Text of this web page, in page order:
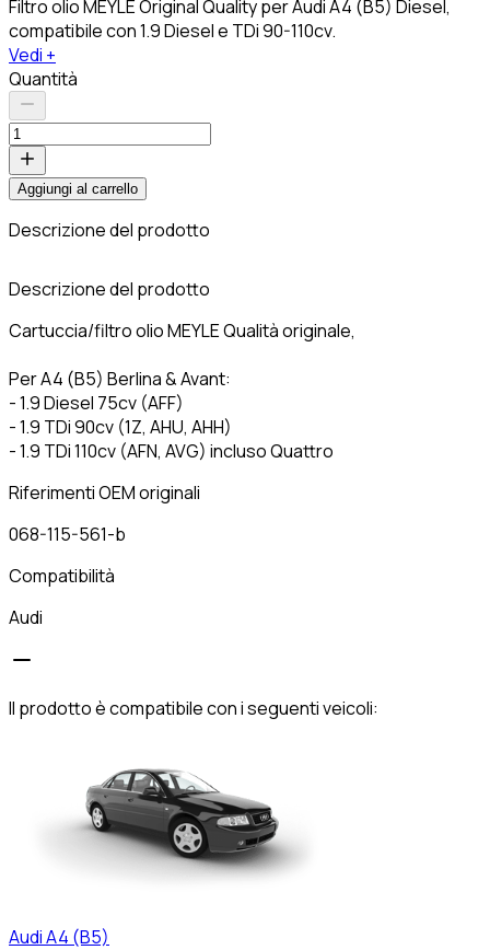
Filtro olio MEYLE Original Quality per Audi A4 (B5) Diesel,
compatibile con 1.9 Diesel e TDi 90-110cv.
Vedi +
Quantità
Aggiungi al carrello
Descrizione del prodotto
Descrizione del prodotto
Cartuccia/filtro olio MEYLE Qualità originale,
Per A4 (B5) Berlina & Avant:
- 1.9 Diesel 75cv (AFF)
- 1.9 TDi 90cv (1Z, AHU, AHH)
- 1.9 TDi 110cv (AFN, AVG) incluso Quattro
Riferimenti OEM originali
068-115-561-b
Compatibilità
Audi
Il prodotto è compatibile con i seguenti veicoli:
AudiA4 (B5)